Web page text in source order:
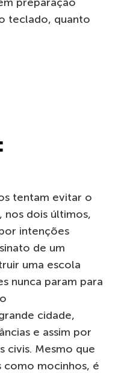
teclado, quanto
tentam evitar o
nos dois últimos,
intenções
de um
uma escola
nunca param para
cidade,
e assim por
civis. Mesmo que
como mocinhos, é